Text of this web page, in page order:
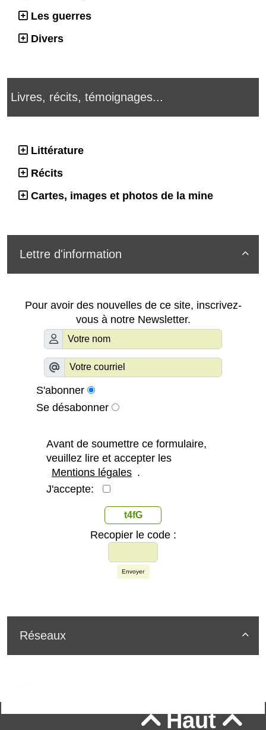
Les guerres
Divers
Livres, récits, témoignages...
Littérature
Récits
Cartes, images et photos de la mine

Lettre d'information
Pour avoir des nouvelles de ce site, inscrivez-
vous à notre Newsletter.
S'abonner
Se désabonner
Avant de soumettre ce formulaire,
veuillez lire et accepter les
Mentions légales .
J'accepte:
t4fG
Recopier le code :
Envoyer

Réseaux
Haut